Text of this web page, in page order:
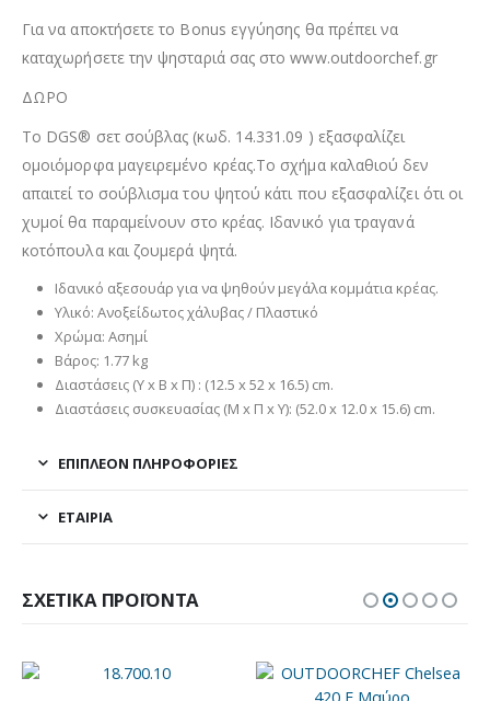
Για να αποκτήσετε το Bonus εγγύησης θα πρέπει να
καταχωρήσετε την ψησταριά σας στο www.outdoorchef.gr
ΔΩΡΟ
Το DGS® σετ σούβλας (κωδ. 14.331.09 ) εξασφαλίζει
ομοιόμορφα μαγειρεμένο κρέας.Το σχήμα καλαθιού δεν
απαιτεί το σούβλισμα του ψητού κάτι που εξασφαλίζει ότι οι
χυμοί θα παραμείνουν στο κρέας. Ιδανικό για τραγανά
κοτόπουλα και ζουμερά ψητά.
Ιδανικό αξεσουάρ για να ψηθούν μεγάλα κομμάτια κρέας.
Υλικό: Ανοξείδωτος χάλυβας / Πλαστικό
Χρώμα: Ασημί
Βάρος: 1.77 kg
Διαστάσεις (Υ x Β x Π) : (12.5 x 52 x 16.5) cm.
Διαστάσεις συσκευασίας (Μ x Π x Υ): (52.0 x 12.0 x 15.6) cm.
ΕΠΙΠΛΈΟΝ ΠΛΗΡΟΦΟΡΊΕΣ
ΕΤΑΙΡΊΑ
ΣΧΕΤΙΚΆ ΠΡΟΪΌΝΤΑ